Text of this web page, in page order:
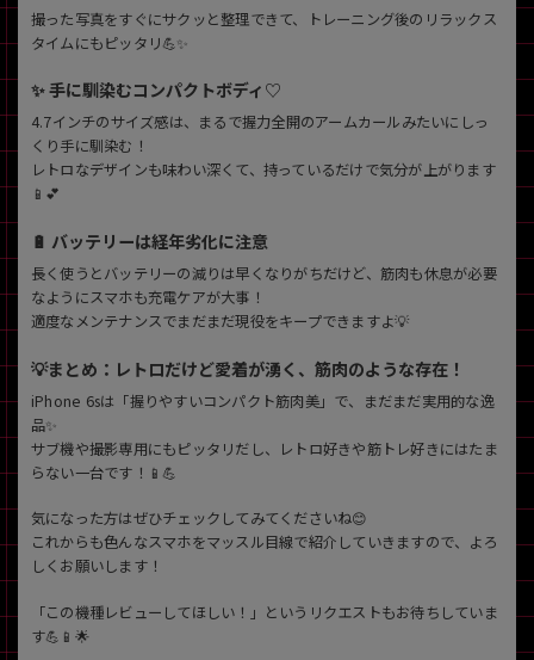
撮った写真をすぐにサクッと整理できて、トレーニング後のリラックス
タイムにもピッタリ💪✨
✨ 手に馴染むコンパクトボディ♡
4.7インチのサイズ感は、まるで握力全開のアームカールみたいにしっ
くり手に馴染む！
レトロなデザインも味わい深くて、持っているだけで気分が上がります
📱💕
🔋 バッテリーは経年劣化に注意
長く使うとバッテリーの減りは早くなりがちだけど、筋肉も休息が必要
なようにスマホも充電ケアが大事！
適度なメンテナンスでまだまだ現役をキープできますよ💡
💡まとめ：レトロだけど愛着が湧く、筋肉のような存在！
iPhone 6sは「握りやすいコンパクト筋肉美」で、まだまだ実用的な逸
品✨
サブ機や撮影専用にもピッタリだし、レトロ好きや筋トレ好きにはたま
らない一台です！📱💪
気になった方はぜひチェックしてみてくださいね😊
これからも色んなスマホをマッスル目線で紹介していきますので、よろ
しくお願いします！
「この機種レビューしてほしい！」というリクエストもお待ちしていま
す💪📱🌟